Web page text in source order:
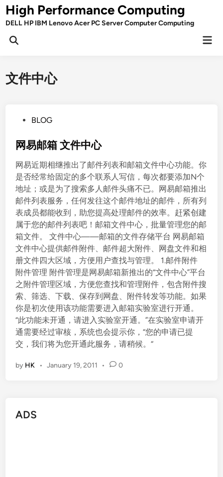
Skip
toHigh Performance Computing
DELL HP IBM Lenovo Acer PC Server Computer Computing
Open
文件中心
s
e
d
i
n
BLOG
网易邮箱 文件中心
网易近期相继推出了邮件列表和邮箱文件中心功能。你
是否经常给固定的多个联系人写信，每次都要添加N个
地址；或是为了搜索多人邮件头痛不已。网易邮箱推出
邮件列表服务，任何发往这个邮件地址的邮件，所有列
表成员都能收到，助您提高处理邮件的效率。赶紧创建
属于您的邮件列表吧！邮箱文件中心，批量管理您的邮
箱文件。 文件中心——邮箱的文件存储平台 网易邮箱
文件中心提供邮件附件、邮件超大附件、网盘文件和相
册文件四大区域，方便用户查找与管理。 1.邮件附件
附件管理 附件管理是网易邮箱新推出的“文件中心”平台
之附件管理区域，方便您查找和管理附件，包含附件搜
索、筛选、下载、保存到网盘、附件转发等功能。如果
你是初次使用该功能需要进入邮箱实验室进行开通。
“此功能未开通，请进入实验室开通。”在实验室申请开
通需要经过审核，系统也会提示你，“您的申请已提
交，我们将为您开通此服务，请稍候。“
by HK • January 19, 2011 • 0
ADS